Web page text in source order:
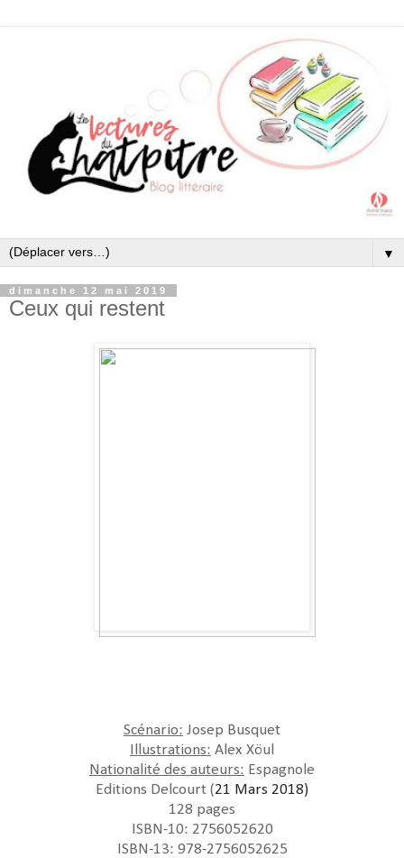
▼
dimanche 12 mai 2019
Ceux qui restent
Scénario: Josep Busquet
Illustrations: Alex Xöul
Nationalité des auteurs: Espagnole
Editions Delcourt (21 Mars 2018)
128 pages
ISBN-10: 2756052620
ISBN-13: 978-2756052625